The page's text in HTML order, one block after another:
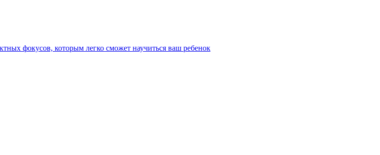
фокусов, которым легко сможет научиться ваш ребенок